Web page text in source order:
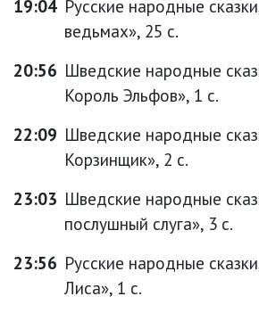
19:04 Русские народные
ведьмах», 25 с.
20:56 Шведские народные
Король Эльфов», 1 с.
22:09 Шведские народные
Корзинщик», 2 с.
23:03 Шведские народные
послушный слуга», 3 с.
23:56 Русские народные
Лиса», 1 с.